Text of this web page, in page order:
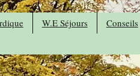
W.E Séjours Conseils